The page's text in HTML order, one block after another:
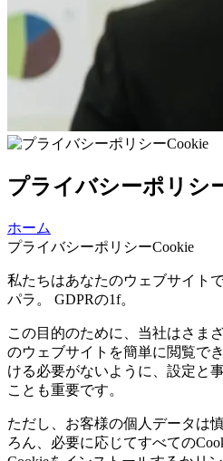
プライバシーポリシ
ホーム
プライバシーポリシーCookie
私たちはあなたのウェブサイト
パラ。 GDPRの1f。
この目的のために、当社はさま
のウェブサイトを簡単に閲覧で
ける必要がないように、設定と
ことも重要です。
ただし、お客様の個人データは
ろん、必要に応じてすべての